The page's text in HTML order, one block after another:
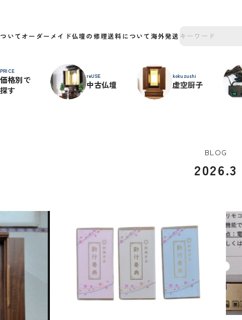
いて オーダーメイド仏壇の修理送料について 海外発送
PRICE
価格別で
探す
reUSE
中古仏壇
kokuzushi
虚空厨子
BLOG
2026.3